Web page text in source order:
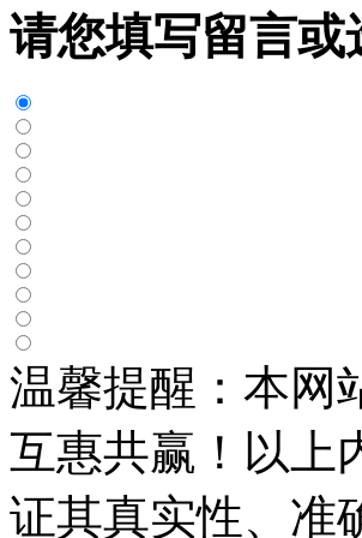
请您填写留言
温馨提醒：本网
互惠共赢！以上
证其真实性、准